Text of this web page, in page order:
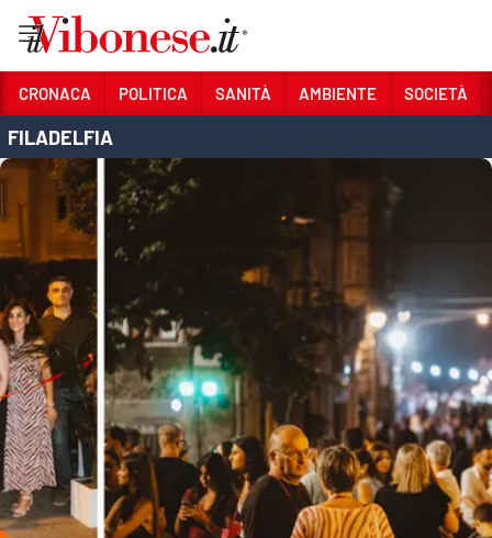
Sezioni
CRONACA
POLITICA
SANITÀ
AMBIENTE
SOCIETÀ
CULTURA
ECONOMIA E LAVORO
EVENTI
CRONACA POLITICA SANITÀ AMBIENTE SOCIETÀ
FILADELFIA